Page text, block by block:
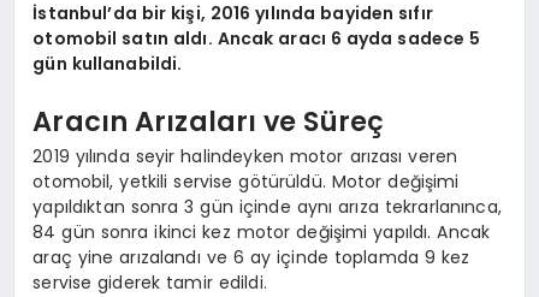
İstanbul’da bir kişi, 2016 yılında bayiden sıfır
otomobil satın aldı. Ancak aracı 6 ayda sadece 5
gün kullanabildi.
Aracın Arızaları ve Süreç
2019 yılında seyir halindeyken motor arızası veren
otomobil, yetkili servise götürüldü. Motor değişimi
yapıldıktan sonra 3 gün içinde aynı arıza tekrarlanınca,
84 gün sonra ikinci kez motor değişimi yapıldı. Ancak
araç yine arızalandı ve 6 ay içinde toplamda 9 kez
servise giderek tamir edildi.